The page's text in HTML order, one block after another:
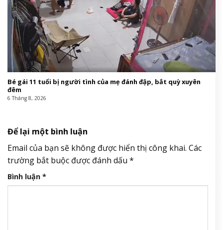
Bé gái 11 tuổi bị người tình của mẹ đánh đập, bắt quỳ xuyên
đêm
6 Tháng 8, 2026
Để lại một bình luận
Email của bạn sẽ không được hiển thị công khai. Các
trường bắt buộc được đánh dấu *
Bình luận *